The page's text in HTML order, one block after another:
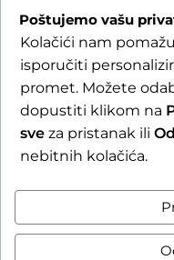
Due to our annual
16 August 2026,
2026 will be
week
By completing
are aware of the
Zatvori
Poštujemo vašu
Kolačići nam
isporučiti
promet. Možete
dopustiti klikom na
sve za pristanak ili
nebitnih kolačića.